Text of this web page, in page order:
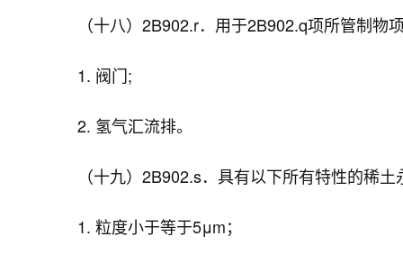
（十八）2B902.r．用于2B902.q项所管制物
1. 阀门;
2. 氢气汇流排。
（十九）2B902.s．具有以下所有特性的稀
1. 粒度小于等于5μm；